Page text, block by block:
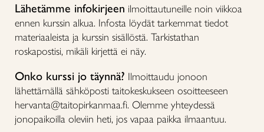
Lähetämme infokirjeen ilmoittautuneille noin viikkoa
ennen kurssin alkua. Infosta löydät tarkemmat tiedot
materiaaleista ja kurssin sisällöstä. Tarkistathan
roskapostisi, mikäli kirjettä ei näy.
Onko kurssi jo täynnä? Ilmoittaudu jonoon
lähettämällä sähköposti taitokeskukseen osoitteeseen
hervanta@taitopirkanmaa.fi. Olemme yhteydessä
jonopaikoilla oleviin heti, jos vapaa paikka ilmaantuu.